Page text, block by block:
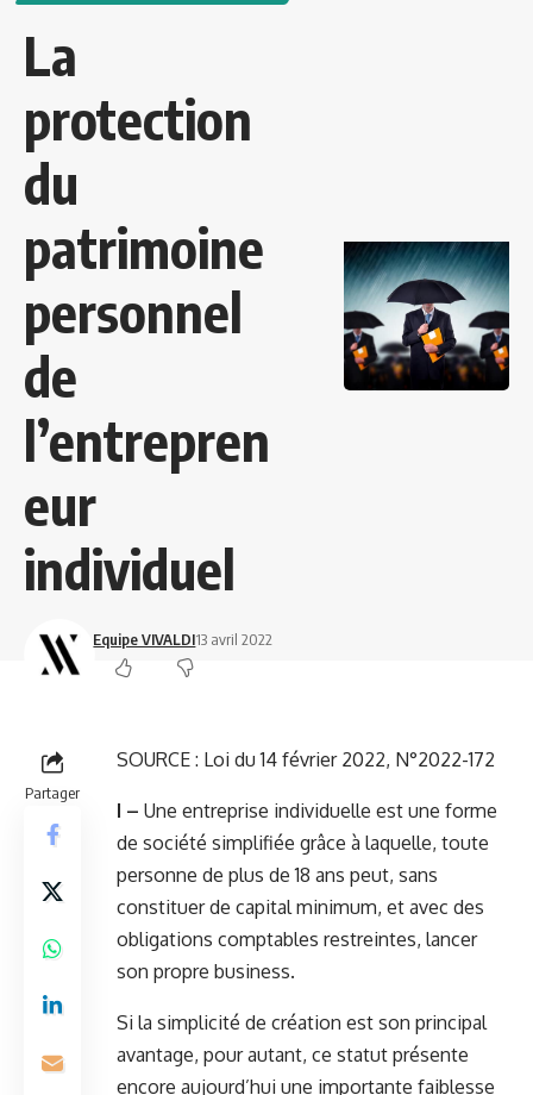
La
protection
du
patrimoine
personnel
de
l’entrepren
eur
individuel
Equipe VIVALDI13 avril 2022
Partager
SOURCE : Loi du 14 février 2022, N°2022-172
I – Une entreprise individuelle est une forme
de société simplifiée grâce à laquelle, toute
personne de plus de 18 ans peut, sans
constituer de capital minimum, et avec des
obligations comptables restreintes, lancer
son propre business.
Si la simplicité de création est son principal
avantage, pour autant, ce statut présente
encore aujourd’hui une importante faiblesse